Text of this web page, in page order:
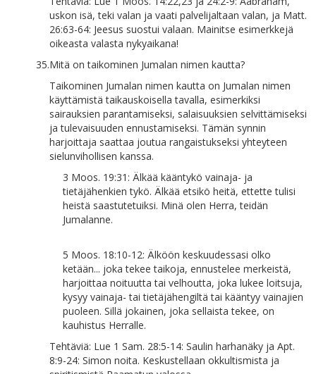
uskon isä, teki valan ja vaati palvelijaltaan valan, ja Matt.
26:63-64: Jeesus suostui valaan. Mainitse esimerkkejä
oikeasta valasta nykyaikana!
35.Mitä on taikominen Jumalan nimen kautta?
Taikominen Jumalan nimen kautta on Jumalan nimen
käyttämistä taikauskoisella tavalla, esimerkiksi
sairauksien parantamiseksi, salaisuuksien selvittämiseksi
ja tulevaisuuden ennustamiseksi. Tämän synnin
harjoittaja saattaa joutua rangaistukseksi yhteyteen
sielunvihollisen kanssa.
3 Moos. 19:31: Älkää kääntykö vainaja- ja
tietäjähenkien tykö. Älkää etsikö heitä, ettette tulisi
heistä saastutetuiksi. Minä olen Herra, teidän
Jumalanne.
5 Moos. 18:10-12: Älköön keskuudessasi olko
ketään... joka tekee taikoja, ennustelee merkeistä,
harjoittaa noituutta tai velhoutta, joka lukee loitsuja,
kysyy vainaja- tai tietäjähengiltä tai kääntyy vainajien
puoleen. Sillä jokainen, joka sellaista tekee, on
kauhistus Herralle.
Tehtäviä: Lue 1 Sam. 28:5-14: Saulin harhanäky ja Apt.
8:9-24: Simon noita. Keskustellaan okkultismista ja